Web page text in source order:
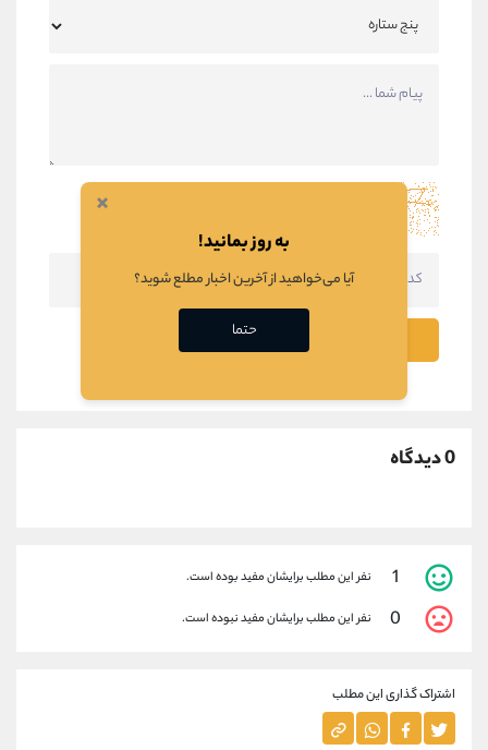
0 دیدگاه
1 نفر این مطلب برایشان مفید بوده است.
0 نفر این مطلب برایشان مفید نبوده است.
اشتراک گذاری این مطلب
×
به روز بمانید!
آیا می‌خواهید از آخرین اخبار مطلع شوید؟
حتما